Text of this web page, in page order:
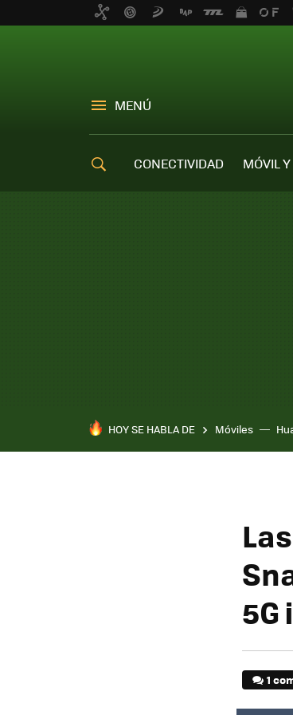
MENÚ
CONECTIVIDAD MÓVIL
HOY SE HABLA DE Móviles
1